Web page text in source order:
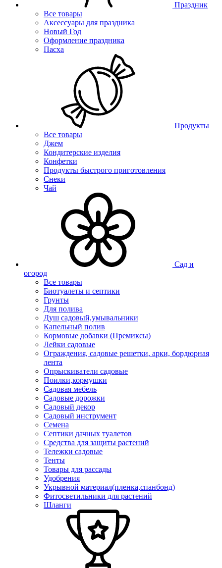
Праздник
Все товары
Аксессуары для праздника
Новый Год
Оформление праздника
Пасха
Продукты
Все товары
Джем
Кондитерские изделия
Конфетки
Продукты быстрого приготовления
Снеки
Чай
Сад и
огород
Все товары
Биотуалеты и септики
Грунты
Для полива
Душ садовый,умывальники
Капельный полив
Кормовые добавки (Премиксы)
Лейки садовые
Ограждения, садовые решетки, арки, бордюрная
лента
Опрыскиватели садовые
Поилки,кормушки
Садовая мебель
Садовые дорожки
Садовый декор
Садовый инструмент
Семена
Септики дачных туалетов
Средства для защиты растений
Тележки садовые
Тенты
Товары для рассады
Удобрения
Укрывной материал(пленка,спанбонд)
Фитосветильники для растений
Шланги